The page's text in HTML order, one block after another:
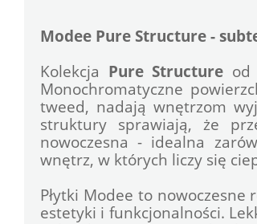
Modee Pure Structure -
Kolekcja Pure Structure od
Monochromatyczne
tweed, nadają wnętrzom
struktury sprawiają, że
nowoczesna - idealna
wnętrz, w których liczy się
Płytki Modee to nowoczesne
estetyki i funkcjonalności.